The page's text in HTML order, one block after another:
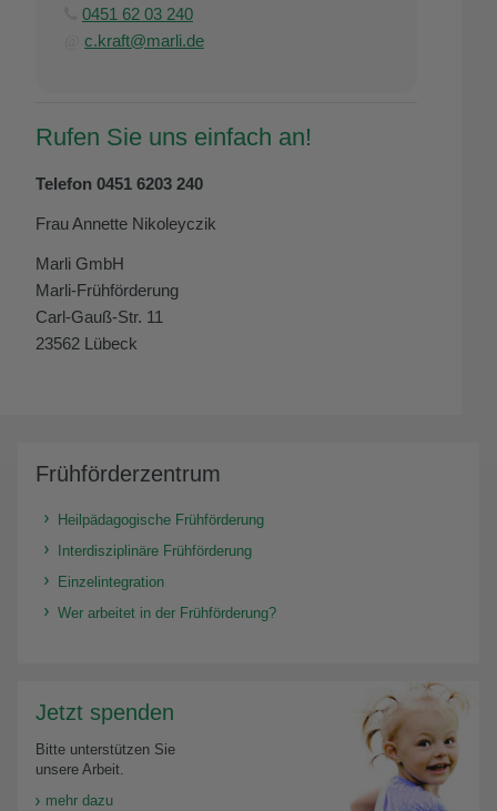
0451 62 03 240
c.kraft@marli.de
Rufen Sie uns einfach an!
Telefon 0451 6203 240
Frau Annette Nikoleyczik
Marli GmbH
Marli-Frühförderung
Carl-Gauß-Str. 11
23562 Lübeck
Frühförderzentrum
Heilpädagogische Frühförderung
Interdisziplinäre Frühförderung
Einzelintegration
Wer arbeitet in der Frühförderung?
Jetzt spenden
Bitte unterstützen Sie
unsere Arbeit.
mehr dazu